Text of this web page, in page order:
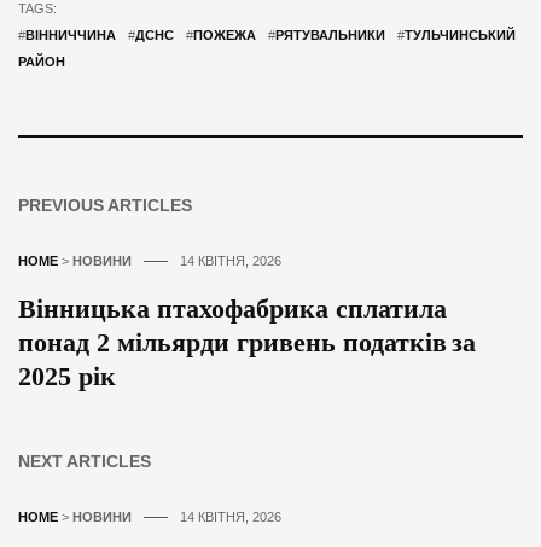
TAGS:
#ВІННИЧЧИНА #ДСНС #ПОЖЕЖА #РЯТУВАЛЬНИКИ #ТУЛЬЧИНСЬКИЙ
РАЙОН
PREVIOUS ARTICLES
HOME > НОВИНИ 14 КВІТНЯ, 2026
Вінницька птахофабрика сплатила
понад 2 мільярди гривень податків за
2025 рік
NEXT ARTICLES
HOME > НОВИНИ 14 КВІТНЯ, 2026